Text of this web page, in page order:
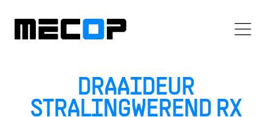
DRAAIDEUR
STRALINGWEREND RX